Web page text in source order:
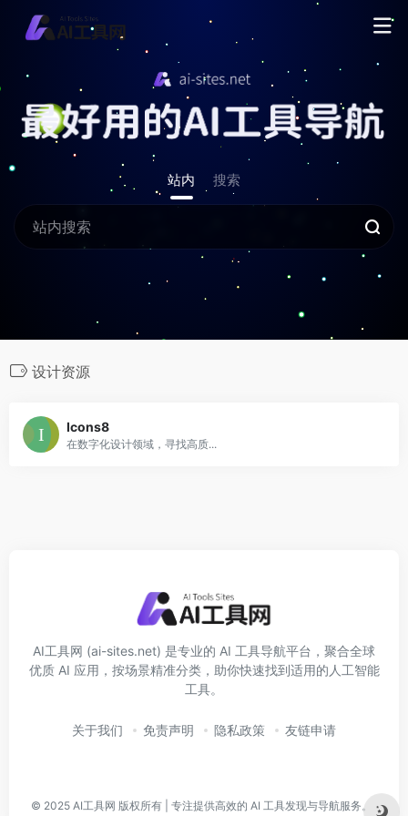
站内 搜索
设计资源
Icons8
在数字化设计领域，寻找高质...
AI工具网 (ai-sites.net) 是专业的 AI 工具导航平台，聚合全球
优质 AI 应用，按场景精准分类，助你快速找到适用的人工智能
工具。
关于我们 免责声明 隐私政策 友链申请
© 2025 AI工具网 版权所有 | 专注提供高效的 AI 工具发现与导航服务。